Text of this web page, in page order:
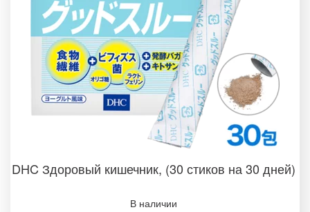
DHC Здоровый кишечник, (30 стиков на 30 дней)
В наличии